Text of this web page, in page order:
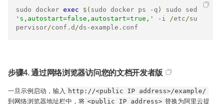
sudo docker exec $ ( sudo docker ps - q )
's,autostart=false,autostart=true,'
- i /etc /su
pervisor/conf . d /ds -example . conf
步骤4. 通过网络浏览器访问您的文档开发者版
一旦示例启动，输入 http://<public IP address>/example/
到网络浏览器地址栏中，将 <public IP address> 替换为阿里云提